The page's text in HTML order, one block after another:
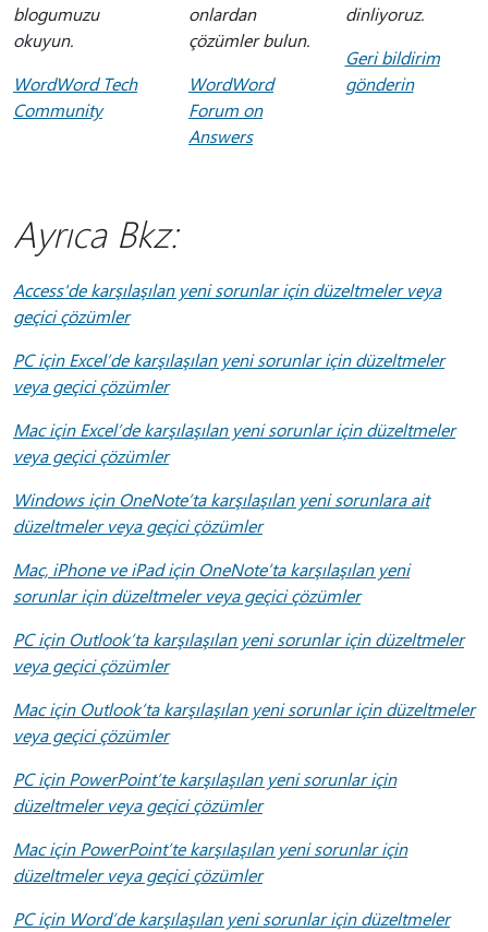
blogumuzu
okuyun.
WordWord Tech
Community
onlardan
çözümler bulun.
WordWord
Forum on
Answers
dinliyoruz.
Geri bildirim
gönderin
Ayrıca Bkz:
Access'de karşılaşılan yeni sorunlar için düzeltmeler veya
geçici çözümler
PC için Excel’de karşılaşılan yeni sorunlar için düzeltmeler
veya geçici çözümler
Mac için Excel’de karşılaşılan yeni sorunlar için düzeltmeler
veya geçici çözümler
Windows için OneNote’ta karşılaşılan yeni sorunlara ait
düzeltmeler veya geçici çözümler
Mac, iPhone ve iPad için OneNote’ta karşılaşılan yeni
sorunlar için düzeltmeler veya geçici çözümler
PC için Outlook’ta karşılaşılan yeni sorunlar için düzeltmeler
veya geçici çözümler
Mac için Outlook’ta karşılaşılan yeni sorunlar için düzeltmeler
veya geçici çözümler
PC için PowerPoint’te karşılaşılan yeni sorunlar için
düzeltmeler veya geçici çözümler
Mac için PowerPoint’te karşılaşılan yeni sorunlar için
düzeltmeler veya geçici çözümler
PC için Word’de karşılaşılan yeni sorunlar için düzeltmeler